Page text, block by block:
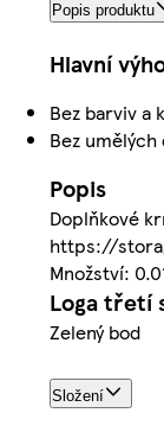
Popis produktu
Hlavní
Bez barviv a
Bez
Popis
Doplňkové
https://
Množství:
Loga třetí
Zelený bod
Složení